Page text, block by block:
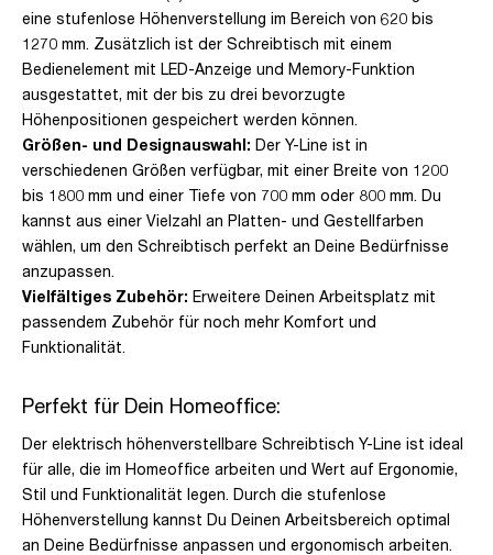
eine stufenlose Höhenverstellung im Bereich von 620 bis
1270 mm. Zusätzlich ist der Schreibtisch mit einem
Bedienelement mit LED-Anzeige und Memory-Funktion
ausgestattet, mit der bis zu drei bevorzugte
Höhenpositionen gespeichert werden können.
Größen- und Designauswahl: Der Y-Line ist in
verschiedenen Größen verfügbar, mit einer Breite von 1200
bis 1800 mm und einer Tiefe von 700 mm oder 800 mm. Du
kannst aus einer Vielzahl an Platten- und Gestellfarben
wählen, um den Schreibtisch perfekt an Deine Bedürfnisse
anzupassen.
Vielfältiges Zubehör: Erweitere Deinen Arbeitsplatz mit
passendem Zubehör für noch mehr Komfort und
Funktionalität.
Perfekt für Dein Homeoffice:
Der elektrisch höhenverstellbare Schreibtisch Y-Line ist ideal
für alle, die im Homeoffice arbeiten und Wert auf Ergonomie,
Stil und Funktionalität legen. Durch die stufenlose
Höhenverstellung kannst Du Deinen Arbeitsbereich optimal
an Deine Bedürfnisse anpassen und ergonomisch arbeiten.